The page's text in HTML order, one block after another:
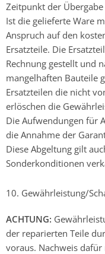
Zeitpunkt der
Ist die gelieferte Ware
Anspruch auf den
Ersatzteile. Die
Rechnung gestellt und
mangelhaften Bauteile
Ersatzteilen die nicht
erlöschen die
Die Aufwendungen für
die Annahme der
Diese Abgeltung gilt
Sonderkonditionen
10. Gewährleistung/
ACHTUNG:
der reparierten Teile
voraus. Nachweis